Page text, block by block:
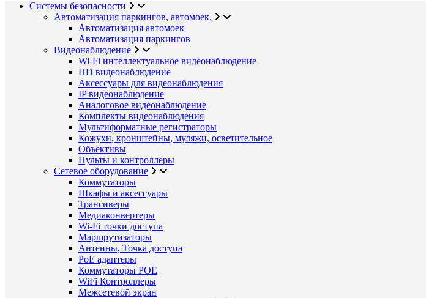
Системы безопасности
Автоматизация паркингов, автомоек.
Автоматизация автомоек
Автоматизация паркингов
Видеонаблюдение
Wi-Fi интеллектуальное видеонаблюдение
HD видеонаблюдение
Аксессуары для видеонаблюдения
IP видеонаблюдение
Аналоговое видеонаблюдение
Комплекты видеонаблюдения
Мультиформатные регистраторы
Кожухи, кронштейны, муляжи, осветительное
Объективы
Пульты и контроллеры
Сетевое оборудование
Коммутаторы
Шкафы и аксессуары
Трансиверы
Медиаконвертеры
Wi-Fi точки доступа
Маршрутизаторы
Антенны, Точка доступа
PoE адаптеры
Коммутаторы POE
WiFi Контроллеры
Межсетевой экран